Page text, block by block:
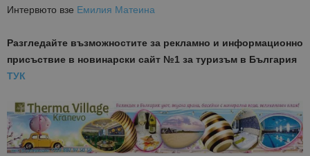
Интервюто взе Емилия Матеина
Разгледайте възможностите за рекламно и информационно
присъствие в новинарски сайт №1 за туризъм в България
ТУК
на
чрез
номер
на
се
всяка
страница в